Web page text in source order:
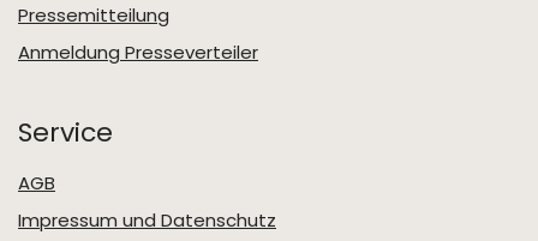
Pressemitteilung
Anmeldung Presseverteiler
Service
AGB
Impressum und Datenschutz